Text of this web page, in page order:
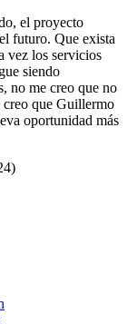
el proyecto
futuro. Que exista
vez los servicios
siendo
no me creo que no
creo que Guillermo
oportunidad más